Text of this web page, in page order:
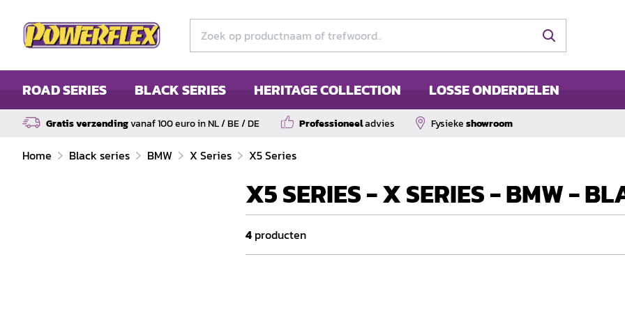
ROAD SERIES BLACK SERIES HERITAGE COLLECTION LOSSE ONDERDELEN
Gratis verzendingvanaf 100 euro in NL / BE / DE Professioneeladvies Fysiekeshowroom
Home Black series BMW X Series X5 Series
X5 SERIES - X SERIES - BMW -
4 producten